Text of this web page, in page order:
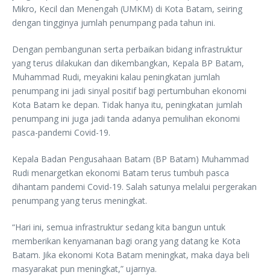
Mikro, Kecil dan Menengah (UMKM) di Kota Batam, seiring
dengan tingginya jumlah penumpang pada tahun ini.
Dengan pembangunan serta perbaikan bidang infrastruktur
yang terus dilakukan dan dikembangkan, Kepala BP Batam,
Muhammad Rudi, meyakini kalau peningkatan jumlah
penumpang ini jadi sinyal positif bagi pertumbuhan ekonomi
Kota Batam ke depan. Tidak hanya itu, peningkatan jumlah
penumpang ini juga jadi tanda adanya pemulihan ekonomi
pasca-pandemi Covid-19.
Kepala Badan Pengusahaan Batam (BP Batam) Muhammad
Rudi menargetkan ekonomi Batam terus tumbuh pasca
dihantam pandemi Covid-19. Salah satunya melalui pergerakan
penumpang yang terus meningkat.
“Hari ini, semua infrastruktur sedang kita bangun untuk
memberikan kenyamanan bagi orang yang datang ke Kota
Batam. Jika ekonomi Kota Batam meningkat, maka daya beli
masyarakat pun meningkat,” ujarnya.